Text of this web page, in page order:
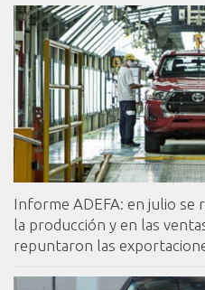
Informe ADEFA: en julio se
la producción y en las
repuntaron las